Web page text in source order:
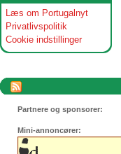
Læs om Portugalnyt
Privatlivspolitik
Cookie indstillinger
Partnere og sponsorer:
Mini-annoncører: